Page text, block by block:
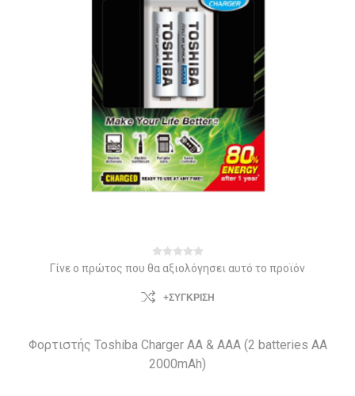
Γίνε ο πρώτος που θα αξιολόγησει αυτό το προϊόν
+ΣΎΓΚΡΙΣΗ
Φορτιστής Toshiba Charger AA & AAA (2 batteries AA
2000mAh)